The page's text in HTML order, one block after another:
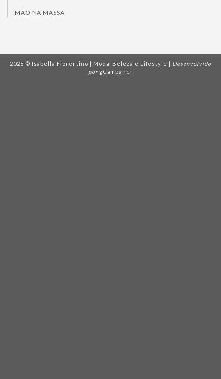
MÃO NA MASSA
2026 © Isabella Fiorentino | Moda, Beleza e Lifestyle | Desenvolvido
por gCampaner